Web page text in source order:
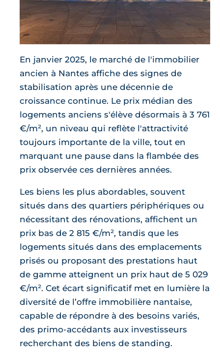
En janvier 2025, le marché de l'immobilier
ancien à Nantes affiche des signes de
stabilisation après une décennie de
croissance continue. Le prix médian des
logements anciens s'élève désormais à 3 761
€/m², un niveau qui reflète l'attractivité
toujours importante de la ville, tout en
marquant une pause dans la flambée des
prix observée ces dernières années.
Les biens les plus abordables, souvent
situés dans des quartiers périphériques ou
nécessitant des rénovations, affichent un
prix bas de 2 815 €/m², tandis que les
logements situés dans des emplacements
prisés ou proposant des prestations haut
de gamme atteignent un prix haut de 5 029
€/m². Cet écart significatif met en lumière la
diversité de l’offre immobilière nantaise,
capable de répondre à des besoins variés,
des primo-accédants aux investisseurs
recherchant des biens de standing.